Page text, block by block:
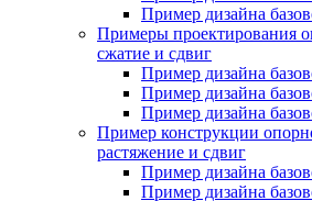
Пример дизайна
Примеры проектирования
сжатие и сдвиг
Пример дизайна
Пример дизайна
Пример дизайна
Пример конструкции
растяжение и сдвиг
Пример дизайна
Пример дизайна